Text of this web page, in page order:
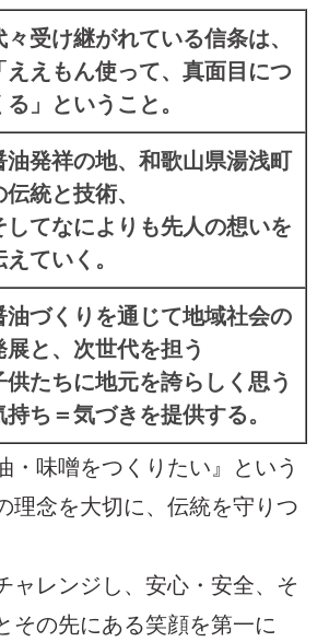
々受け継がれている信条は、
ええもん使って、真面目につ
る」ということ。
油発祥の地、和歌山県湯浅町
伝統と技術、
してなによりも先人の想いを
えていく。
油づくりを通じて地域社会の
展と、次世代を担う
供たちに地元を誇らしく思う
持ち＝気づきを提供する。
・味噌をつくりたい』という
理念を大切に、伝統を守りつ
ャレンジし、安心・安全、そ
その先にある笑顔を第一に